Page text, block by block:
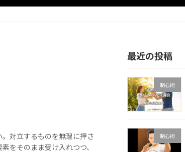
対立するものを無理に押さ
をそのまま受け入れつつ、
最近の投稿
制心術
制心術